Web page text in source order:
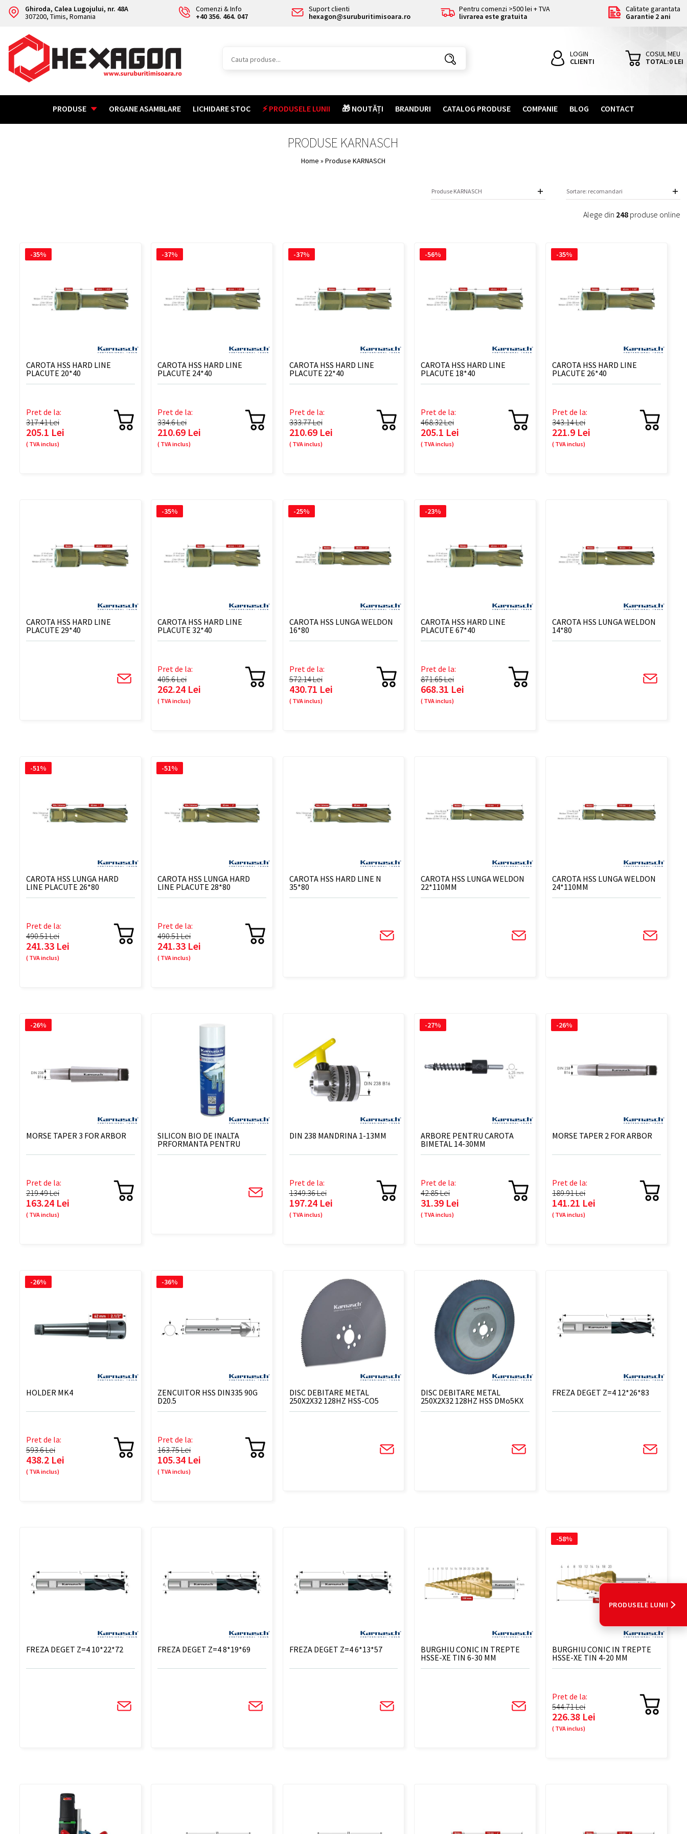
Ghiroda, Calea Lugojului, nr. 48A
307200, Timis, Romania
Comenzi & Info
+40 356. 464. 047
Suport clienti
hexagon@suruburitimisoara.ro
Pentru comenzi >500 lei + TVA
livrarea este gratuita
Calitate garantata
Garantie 2 ani
COSUL MEU
TOTAL:0LEI
LOGIN
CLIENTI
PRODUSE ORGANE ASAMBLARE LICHIDARE STOC ⚡ PRODUSELE LUNII 🎁 NOUTĂȚI BRANDURI CATALOG PRODUSE COMPANIE BLOG CONTACT
PRODUSE KARNASCH
Home » Produse KARNASCH
Alege din 248produse online
CAROTA HSS HARD LINE
PLACUTE 20*40
Pret de la:
317.41 Lei
205.1 Lei
( TVA inclus)
-35%
CAROTA HSS HARD LINE
PLACUTE 24*40
Pret de la:
334.6 Lei
210.69 Lei
( TVA inclus)
-37%
CAROTA HSS HARD LINE
PLACUTE 22*40
Pret de la:
333.77 Lei
210.69 Lei
( TVA inclus)
-37%
CAROTA HSS HARD LINE
PLACUTE 18*40
Pret de la:
468.32 Lei
205.1 Lei
( TVA inclus)
-56%
CAROTA HSS HARD LINE
PLACUTE 26*40
Pret de la:
343.14 Lei
221.9 Lei
( TVA inclus)
-35%
CAROTA HSS HARD LINE
PLACUTE 29*40
CAROTA HSS HARD LINE
PLACUTE 32*40
Pret de la:
405.6 Lei
262.24 Lei
( TVA inclus)
-35%
CAROTA HSS LUNGA WELDON
16*80
Pret de la:
572.14 Lei
430.71 Lei
( TVA inclus)
-25%
CAROTA HSS HARD LINE
PLACUTE 67*40
Pret de la:
871.65 Lei
668.31 Lei
( TVA inclus)
-23%
CAROTA HSS LUNGA WELDON
14*80
CAROTA HSS LUNGA HARD
LINE PLACUTE 26*80
Pret de la:
490.51 Lei
241.33 Lei
( TVA inclus)
-51%
CAROTA HSS LUNGA HARD
LINE PLACUTE 28*80
Pret de la:
490.51 Lei
241.33 Lei
( TVA inclus)
-51%
CAROTA HSS HARD LINE N
35*80
CAROTA HSS LUNGA WELDON
22*110MM
CAROTA HSS LUNGA WELDON
24*110MM
MORSE TAPER 3 FOR ARBOR
Pret de la:
219.49 Lei
163.24 Lei
( TVA inclus)
-26%
SILICON BIO DE INALTA
PRFORMANTA PENTRU
TAIERE - 500 ML
DIN 238 MANDRINA 1-13MM
Pret de la:
1349.36 Lei
197.24 Lei
( TVA inclus)
ARBORE PENTRU CAROTA
BIMETAL 14-30MM
Pret de la:
42.85 Lei
31.39 Lei
( TVA inclus)
-27%
MORSE TAPER 2 FOR ARBOR
Pret de la:
189.91 Lei
141.21 Lei
( TVA inclus)
-26%
HOLDER MK4
Pret de la:
593.6 Lei
438.2 Lei
( TVA inclus)
-26%
ZENCUITOR HSS DIN335 90G
D20.5
Pret de la:
163.75 Lei
105.34 Lei
( TVA inclus)
-36%
DISC DEBITARE METAL
250X2X32 128HZ HSS-CO5
COBALT
DISC DEBITARE METAL
250X2X32 128HZ HSS DMo5KX
FREZA DEGET Z=4 12*26*83
FREZA DEGET Z=4 10*22*72 FREZA DEGET Z=4 8*19*69 FREZA DEGET Z=4 6*13*57
BURGHIU CONIC IN TREPTE
HSSE-XE TIN 6-30 MM
BURGHIU CONIC IN TREPTE
HSSE-XE TIN 4-20 MM
Pret de la:
544.71 Lei
226.38 Lei
( TVA inclus)
-58%
PRODUSELE LUNII